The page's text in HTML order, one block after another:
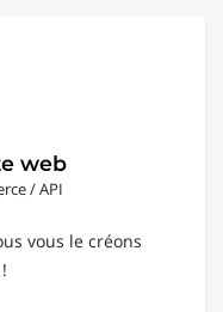
web
/ API
vous le créons